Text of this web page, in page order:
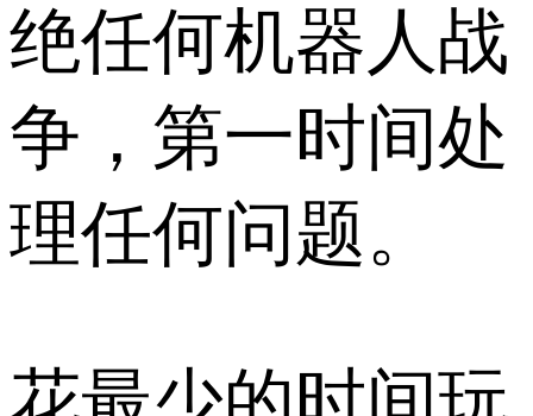
绝任何机器人战
争，第一时间处
理任何问题。